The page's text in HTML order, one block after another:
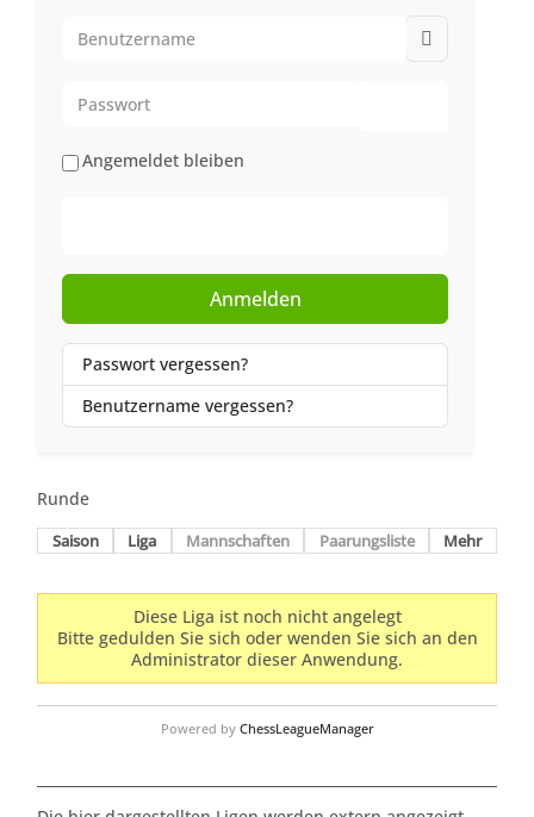
Angemeldet bleiben
Anmelden
Passwort vergessen?
Benutzername vergessen?
Runde
Saison Liga Mannschaften Paarungsliste Mehr
Diese Liga ist noch nicht angelegt
Bitte gedulden Sie sich oder wenden Sie sich an den
Administrator dieser Anwendung.
Powered by ChessLeagueManager